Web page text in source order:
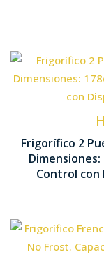
Frigorífico 2
Dimensiones:
Control
Motor
Control